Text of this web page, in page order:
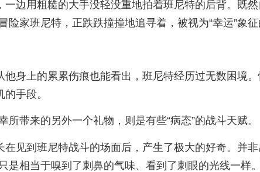
边用粗糙的大手没轻没重地拍着班尼特的后背。既
家班尼特，正跌跌撞撞地追寻着，被视为“幸运”象征
身上的累累伤痕也能看出，班尼特经历过无数困境
手段。
带来的另外一个礼物，则是有些“病态”的战斗天赋。
见到班尼特战斗的场面后，产生了极大的好奇。并
相当于嗅到了刺鼻的气味、看到了刺眼的光线一样